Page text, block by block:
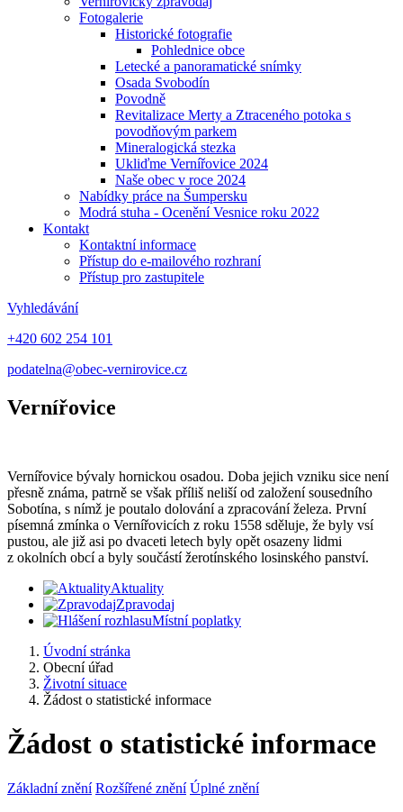
Fotogalerie
Historické fotografie
Pohlednice obce
Letecké a panoramatické snímky
Osada Svobodín
Povodně
Revitalizace Merty a Ztraceného potoka s
povodňovým parkem
Mineralogická stezka
Ukliďme Vernířovice 2024
Naše obec v roce 2024
Nabídky práce na Šumpersku
Modrá stuha - Ocenění Vesnice roku 2022
Kontakt
Kontaktní informace
Přístup do e-mailového rozhraní
Přístup pro zastupitele
Vyhledávání
+420 602 254 101
podatelna@obec-vernirovice.cz
Vernířovice
Vernířovice bývaly hornickou osadou. Doba jejich vzniku sice není
přesně známa, patrně se však příliš neliší od založení sousedního
Sobotína, s nímž je poutalo dolování a zpracování železa. První
písemná zmínka o Vernířovicích z roku 1558 sděluje, že byly vsí
pustou, ale již asi po dvaceti letech byly opět osazeny lidmi
z okolních obcí a byly součástí žerotínského losinského panství.
Aktuality
Zpravodaj
Místní poplatky
Úvodní stránka
Obecní úřad
Životní situace
Žádost o statistické informace
Žádost o statistické informace
Základní znění Rozšířené znění Úplné znění